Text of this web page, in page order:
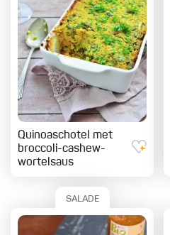
Quinoaschotel met
broccoli-cashew-
wortelsaus
SALADE